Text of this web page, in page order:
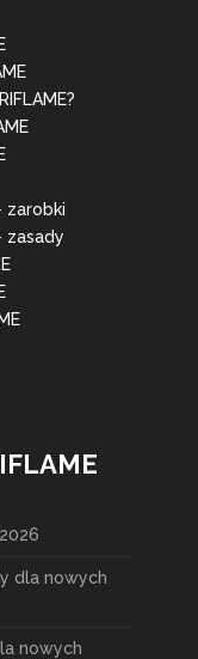
zarobki
zasady
dla nowych
nowych